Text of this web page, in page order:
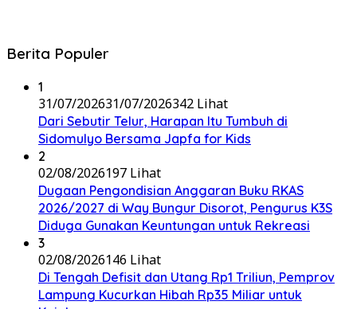
Berita Populer
1
31/07/202631/07/2026342 Lihat
Dari Sebutir Telur, Harapan Itu Tumbuh di
Sidomulyo Bersama Japfa for Kids
2
02/08/2026197 Lihat
Dugaan Pengondisian Anggaran Buku RKAS
2026/2027 di Way Bungur Disorot, Pengurus K3S
Diduga Gunakan Keuntungan untuk Rekreasi
3
02/08/2026146 Lihat
Di Tengah Defisit dan Utang Rp1 Triliun, Pemprov
Lampung Kucurkan Hibah Rp35 Miliar untuk